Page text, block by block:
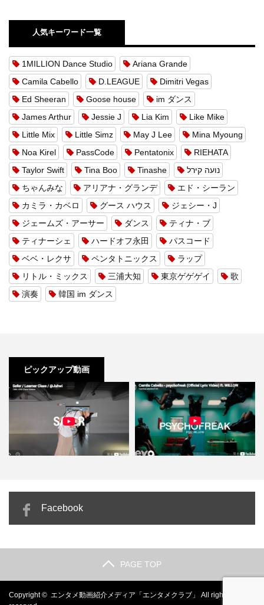
人気キーワード一覧
1MILLION Dance Studio
Ariana Grande
Camila Cabello
D.LEAGUE
Dimitri Vegas
Ed Sheeran
Goose house
im ダンス
James Arthur
Jessie J Lia Kim
Like Mike
Little Mix
Little Simz May J Lee
Mina Myoung
Noa Kirel
PassCode Pentatonix
RIEHATA
Taylor Swift
Tina Boo Tinashe
נועה קירל
ちゃんみな
アリアナ・グランデ
エド・シーラン
カミラ・カベロ
グース ハウス
ジェシー・J
ジェームズ・アーサー
ダンス
ティナ・ブ
ティナーシェ
ハードオフ永田
パスコード
ベベ・レクサ
ペンタトニックス
ラップ
リトル・ミックス
三浦大知 東京ゲゲゲイ
歌
演奏
韓国 im ダンス
ピックアップ動画
カミラ・カベロ「psychofreak」
Facebook
PAGE TOP
Copyright © エンタメ動画紹介メディア「エンタメクラブ」
All rights